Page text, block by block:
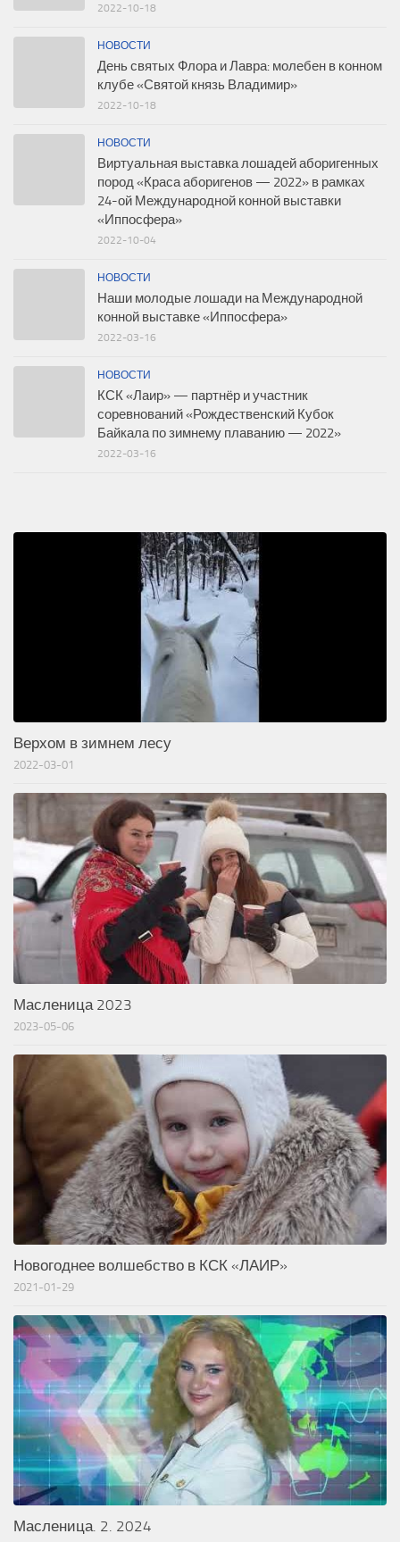
2022-10-18
НОВОСТИ
День святых Флора и Лавра: молебен в конном
клубе «Святой князь Владимир»
2022-10-18
НОВОСТИ
Виртуальная выставка лошадей аборигенных
пород «Краса аборигенов — 2022» в рамках
24-ой Международной конной выставки
«Иппосфера»
2022-10-04
НОВОСТИ
Наши молодые лошади на Международной
конной выставке «Иппосфера»
2022-03-16
НОВОСТИ
КСК «Лаир» — партнёр и участник
соревнований «Рождественский Кубок
Байкала по зимнему плаванию — 2022»
2022-03-16
Верхом в зимнем лесу
2022-03-01
Масленица 2023
2023-05-06
Новогоднее волшебство в КСК «ЛАИР»
2021-01-29
Масленица. 2. 2024